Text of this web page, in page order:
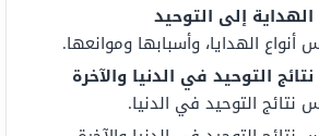
إلى التوحيد
التوحيد في الدنيا والآخرة